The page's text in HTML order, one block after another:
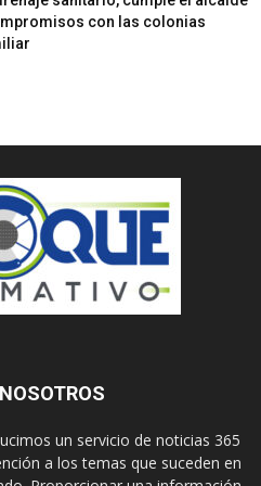
con las colonias
un servicio de noticias 365
a los temas que suceden en